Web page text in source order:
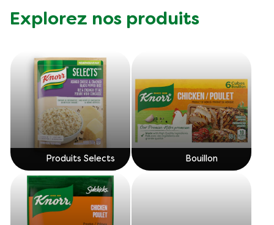
Explorez nos produits
Produits Selects Bouillon